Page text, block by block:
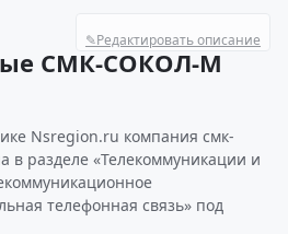
✎Редактировать описание
СМК-СОКОЛ-М
Nsregion.ru компания смк-
в разделе «Телекоммуникации и
телефонная связь» под